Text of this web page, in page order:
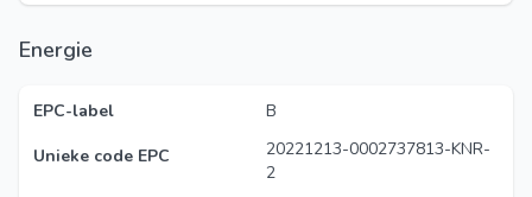
Energie
EPC-label
B
Unieke code EPC
20221213-0002737813-KNR-
2